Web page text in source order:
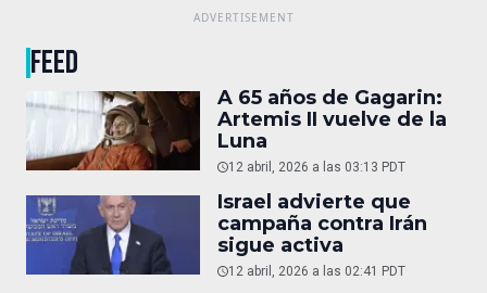
FEED
A 65 años de Gagarin:
Artemis II vuelve de la
Luna
12 abril, 2026 a las 03:13 PDT
Israel advierte que
campaña contra Irán
sigue activa
12 abril, 2026 a las 02:41 PDT